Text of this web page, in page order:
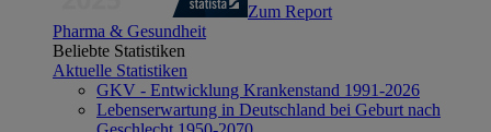
Zum Report
Pharma & Gesundheit
Beliebte Statistiken
Aktuelle Statistiken
GKV - Entwicklung Krankenstand 1991-2026
Lebenserwartung in Deutschland bei Geburt nach